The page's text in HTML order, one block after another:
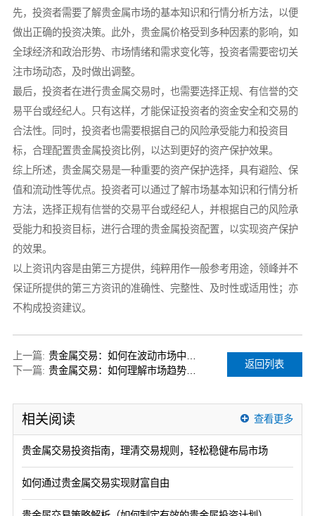
先，投资者需要了解贵金属市场的基本知识和行情分析方法，以便
做出正确的投资决策。此外，贵金属价格受到多种因素的影响，如
全球经济和政治形势、市场情绪和需求变化等，投资者需要密切关
注市场动态，及时做出调整。
最后，投资者在进行贵金属交易时，也需要选择正规、有信誉的交
易平台或经纪人。只有这样，才能保证投资者的资金安全和交易的
合法性。同时，投资者也需要根据自己的风险承受能力和投资目
标，合理配置贵金属投资比例，以达到更好的资产保护效果。
综上所述，贵金属交易是一种重要的资产保护选择，具有避险、保
值和流动性等优点。投资者可以通过了解市场基本知识和行情分析
方法，选择正规有信誉的交易平台或经纪人，并根据自己的风险承
受能力和投资目标，进行合理的贵金属投资配置，以实现资产保护
的效果。
以上资讯内容是由第三方提供，纯粹用作一般参考用途，领峰并不
保证所提供的第三方资讯的准确性、完整性、及时性或适用性；亦
不构成投资建议。
上一篇:
贵金属交易：如何在波动市场中保持稳定收益？
下一篇:
贵金属交易：如何理解市场趋势和风险管理
返回列表
相关阅读 查看更多
贵金属交易投资指南，理清交易规则，轻松稳健布局市场
如何通过贵金属交易实现财富自由